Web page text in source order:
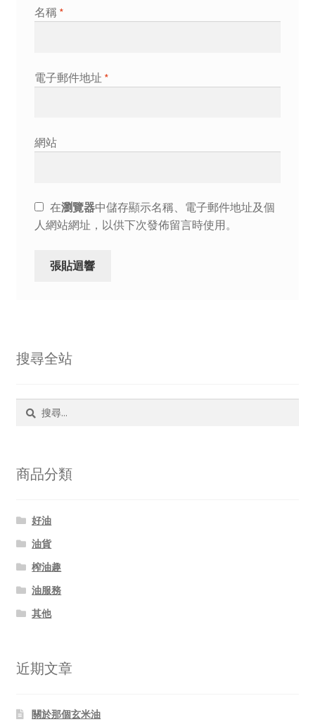
名稱 *
電子郵件地址 *
網站
在瀏覽器中儲存顯示名稱、電子郵件地址及個
人網站網址，以供下次發佈留言時使用。
搜尋全站
字:
商品分類
好油
油貨
榨油趣
油服務
其他
近期文章
關於那個玄米油